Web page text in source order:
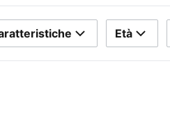
Età